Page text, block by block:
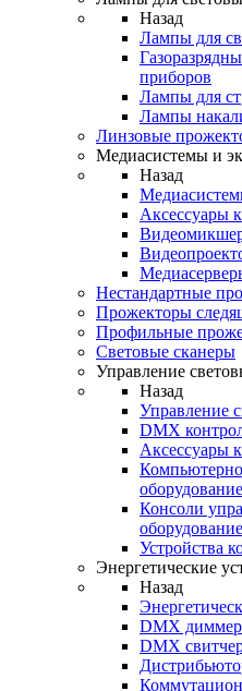
Назад
Лампы для
приборов
Лампы для
Лампы
Линзовые
Медиасистемы и
Назад
Аксессуары
Нестандартные
Прожекторы
Профильные
Световые сканеры
Управление
Назад
Управление
DMX
Аксессуары
Консоли
Устройства
Энергетические
Назад
DMX
DMX